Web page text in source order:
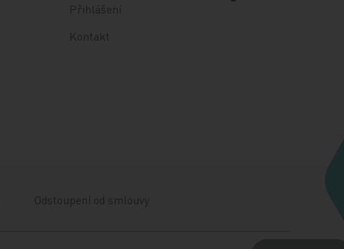
Přihlášení
Kontakt
Odstoupení od smlouvy